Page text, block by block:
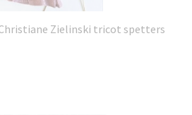
Zielinski tricot spetters